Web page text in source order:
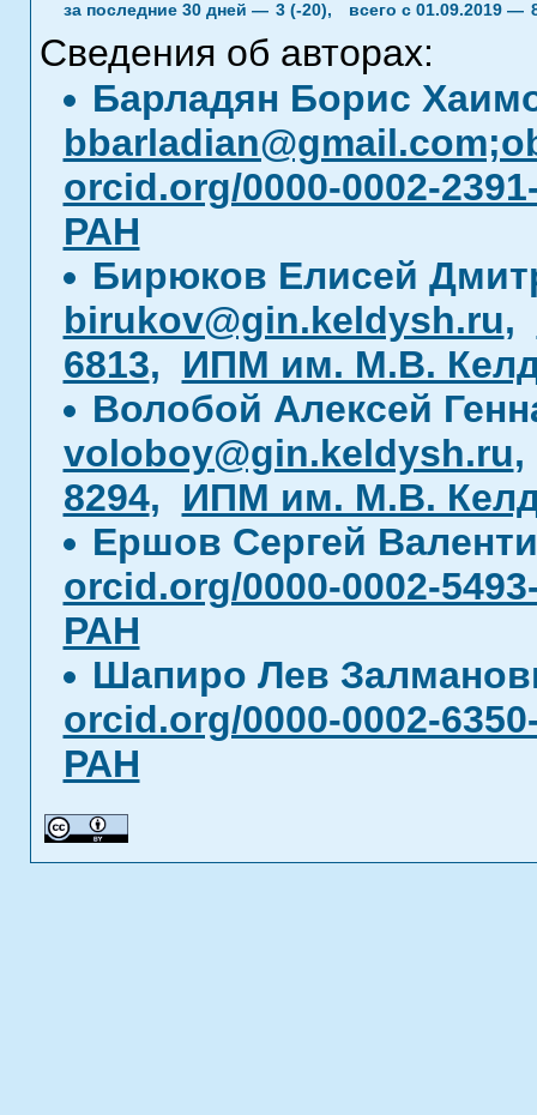
за последние 30 дней — 3 (-20), всего с 01.09.2019 —
Сведения об авторах:
Барладян Борис
orcid.org/0000-0002-
РАН
Бирюков Елисей
birukov@gin.keldysh.ru,
6813, ИПМ им. М.В.
Волобой Алексей
voloboy@gin.keldysh.ru
8294, ИПМ им. М.В.
Ершов Сергей
orcid.org/0000-0002-
РАН
Шапиро Лев
orcid.org/0000-0002-
РАН